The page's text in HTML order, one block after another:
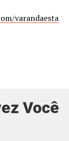
varandaesta
Você